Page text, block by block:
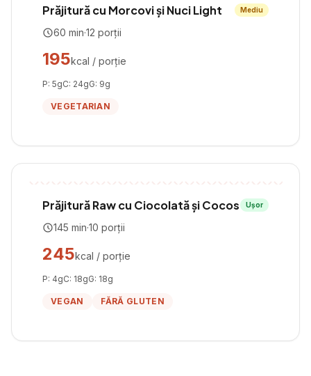
Prăjitură cu Morcovi și Nuci Light Mediu
60 min·12 porții
195kcal / porție
P: 5gC: 24gG: 9g
VEGETARIAN
Prăjitură Raw cu Ciocolată și Cocos Ușor
145 min·10 porții
245kcal / porție
P: 4gC: 18gG: 18g
VEGAN FĂRĂ GLUTEN